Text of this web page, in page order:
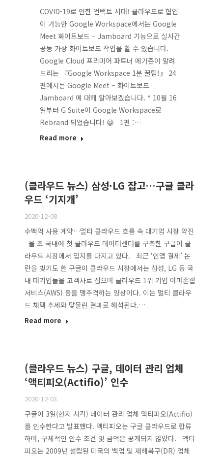
COVID-19로 인한 언택트 시대! 클라우드로 협업
이 가능한 Google Workspace에서는 Google
Meet 화이트보드 – Jamboard 기능으로 실시간
공동 가상 화이트보드 작업을 할 수 있습니다.
Google Cloud 프리미어 파트너 메가존이 알려
드리는 『Google Workspace 1분 꿀팁!』 24
편에서는 Google Meet – 화이트보드
Jamboard 에 대해 알아보겠습니다. * 10월 16
일부터 G Suite이 Google Workspace로
Rebrand 되었습니다! 😀 1편 :…
Read more
(클라우드 뉴스) 삼성·LG 잡고…구글 클라
우드 ‘기지개’
2020-12-08
수백억 사용 계약…멀티 클라우드 흐름 속 대기업 시장 약진
올 초 국내에 첫 클라우드 데이터센터를 구축한 구글이 클
라우드 시장에서 입지를 다지고 있다. 최근 ‘인앱 결제’ 논
란을 빚기도 한 구글이 클라우드 시장에서는 삼성, LG 등 국
내 대기업들을 고객사로 잡으며 클라우드 1위 기업 아마존웹
서비스(AWS) 등을 맹추격하는 양상이다. 이는 멀티 클라우
드 채택 추세와 맞물린 결과로 해석된다.…
Read more
(클라우드 뉴스) 구글, 데이터 관리 업체
‘액티피오(Actifio)’ 인수
2020-12-03
구글이 3일(현지 시각) 데이터 관리 업체 액티피오(Actifio)
를 인수한다고 발표했다. 액티피오는 구글 클라우드로 합류
하며, 구체적인 인수 조건 및 금액은 공개되지 않았다. 액티
피오는 2009년 설립된 미국의 백업 및 재해복구(DR) 업체